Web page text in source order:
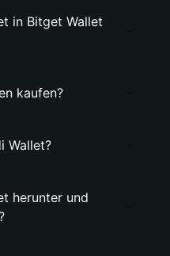
in Bitget Wallet
kaufen?
Wallet?
herunter und